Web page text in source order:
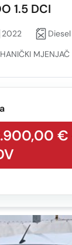
1.5 DCI
2022
Diesel
MJENJAČ
€